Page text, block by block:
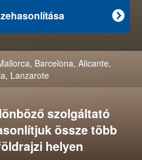

, Barcelona, Alicante,
, Lanzarote
szolgáltató
össze több
helyen